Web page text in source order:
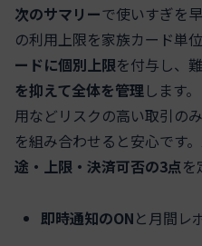
次のサマリーで使いすぎを
の利用上限を家族カード単
ードに個別上限を付与し、
を抑えて全体を管理します
用などリスクの高い取引の
を組み合わせると安心です
途・上限・決済可否の3点を
即時通知のONと月間レ